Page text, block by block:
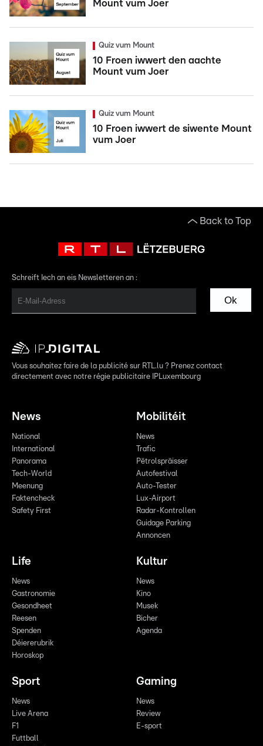
Mount vum Joer
Quiz vum Mount
10 Froen iwwert den aachte
Mount vum Joer
Quiz vum Mount
10 Froen iwwert de siwente Mount
vum Joer
Back to Top
Schreift Iech an eis Newsletteren an :
Ok
Vous souhaitez faire de la publicité sur RTL.lu ? Prenez contact
directement avec notre régie publicitaire IPLuxembourg
News
National
International
Panorama
Tech-World
Meenung
Faktencheck
Safety First
Mobilitéit
News
Trafic
Pëtrolspräisser
Autofestival
Auto-Tester
Lux-Airport
Radar-Kontrollen
Guidage Parking
Annoncen
Life
News
Gastronomie
Gesondheet
Reesen
Spenden
Déiererubrik
Horoskop
Kultur
News
Kino
Musek
Bicher
Agenda
Sport
News
Live Arena
F1
Futtball
Gaming
News
Review
E-sport